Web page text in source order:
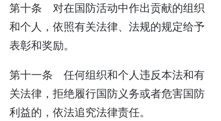
第十条 对在国防活动中作出贡献的组织
和个人，依照有关法律、法规的规定给予
表彰和奖励。
第十一条 任何组织和个人违反本法和有
关法律，拒绝履行国防义务或者危害国防
利益的，依法追究法律责任。